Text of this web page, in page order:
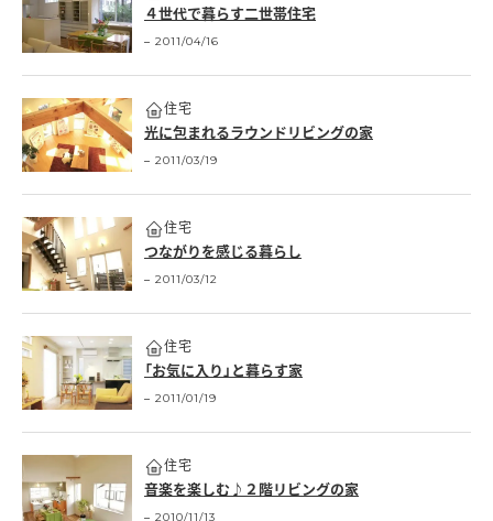
４世代で暮らす二世帯住宅
2011/04/16
住宅
光に包まれるラウンドリビングの家
2011/03/19
住宅
つながりを感じる暮らし
2011/03/12
住宅
「お気に入り」と暮らす家
2011/01/19
住宅
音楽を楽しむ♪２階リビングの家
2010/11/13